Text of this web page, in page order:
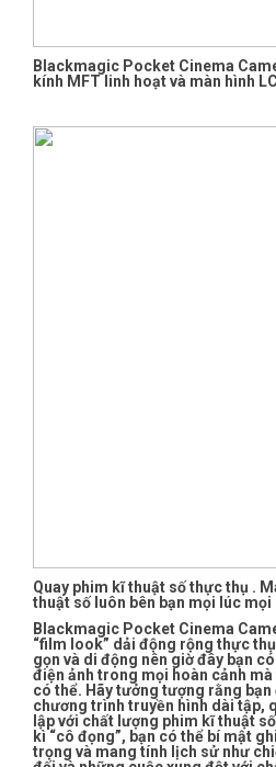
Blackmagic Pocket Cinema
kính MFT linh hoạt và màn hình
Quay phim kĩ thuật số thực thụ .
thuật số luôn bên bạn mọi lúc mọi
Blackmagic Pocket Cinema
“film look” dải động rộng thực
gọn và di động nên giờ đây bạn
điện ảnh trong mọi hoàn cảnh
có thể. Hãy tưởng tượng rằng
chương trình truyền hình dài tập,
lập với chất lượng phim kĩ thuật
kì “cô đọng”, bạn có thể bí mật
trọng và mang tính lịch sử như